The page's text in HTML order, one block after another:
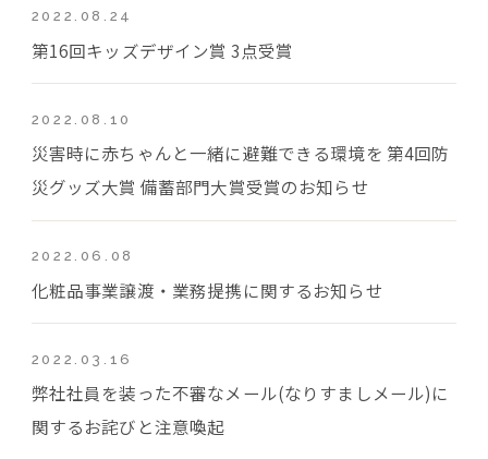
2022.08.24
第16回キッズデザイン賞 3点受賞
2022.08.10
災害時に赤ちゃんと一緒に避難できる環境を 第4回防
災グッズ大賞 備蓄部門大賞受賞のお知らせ
2022.06.08
化粧品事業譲渡・業務提携に関するお知らせ
2022.03.16
弊社社員を装った不審なメール(なりすましメール)に
関するお詫びと注意喚起